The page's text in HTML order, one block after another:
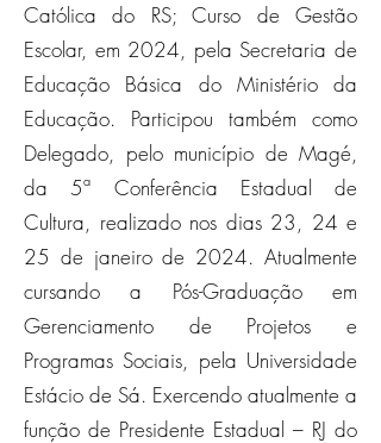
Católica do RS; Curso de Gestão
Escolar, em 2024, pela Secretaria de
Educação Básica do Ministério da
Educação. Participou também como
Delegado, pelo município de Magé,
da 5ª Conferência Estadual de
Cultura, realizado nos dias 23, 24 e
25 de janeiro de 2024. Atualmente
cursando a Pós-Graduação em
Gerenciamento de Projetos e
Programas Sociais, pela Universidade
Estácio de Sá. Exercendo atualmente a
função de Presidente Estadual – RJ do